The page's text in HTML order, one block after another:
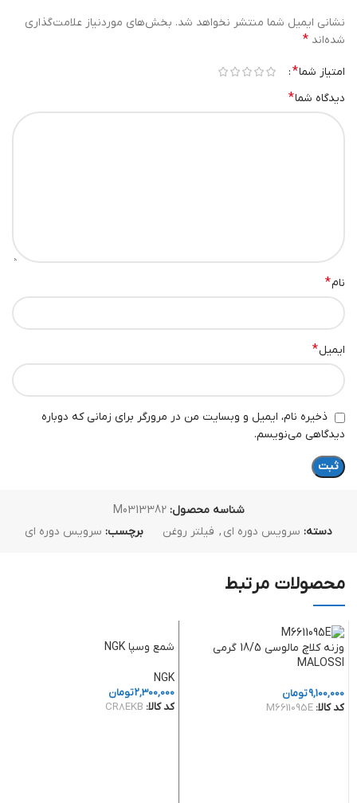
نشانی ایمیل شما منتشر نخواهد شد. بخش‌های موردنیاز علامت‌گذاری
شده‌اند *
امتیاز شما*
دیدگاه شما*
نام*
ایمیل*
ذخیره نام، ایمیل و وبسایت من در مرورگر برای زمانی که دوباره
دیدگاهی می‌نویسم.
شناسه محصول:M0313382
دسته: سرویس دوره ای , فیلتر روغن برچسب: سرویس دوره ای
محصولات مرتبط
وزنه کلاچ مالوسی 18/5 گرمی
MALOSSI
9,100,000تومان
کد کالا: M6611095E
شمع وسپا NGK
NGK
2,300,000تومان
کد کالا: CR8EKB